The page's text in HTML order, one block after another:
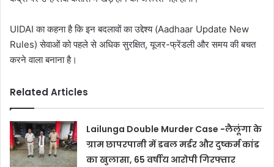
UIDAI का कहना है कि इन बदलावों का उद्देश्य (Aadhaar Update New
Rules) सेवाओं को पहले से अधिक सुरक्षित, यूजर-फ्रेंडली और समय की बचत
करने वाला बनाना है।
Related Articles
Lailunga Double Murder Case -लैलूंगा के
ग्राम छापरपानी में डबल मर्डर और दुष्कर्म कांड
का खुलासा, 65 वर्षीय आरोपी गिरफ्तार